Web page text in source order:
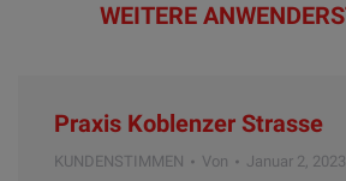
WEITERE
Praxis Koblenzer Strasse
KUNDENSTIMMEN Von Januar 2, 2023